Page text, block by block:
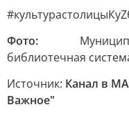
Фото:
библиотечная
Источник: Канал в
Важное"